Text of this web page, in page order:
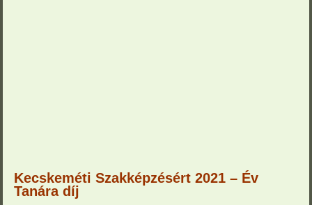
Kecskeméti Szakképzésért 2021 – Év
Tanára díj